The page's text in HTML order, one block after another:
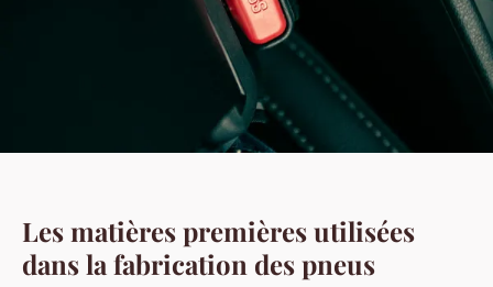
Les matières premières utilisées
dans la fabrication des pneus